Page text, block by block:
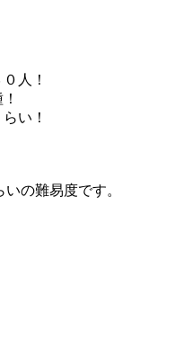
人！
い！
の難易度です。